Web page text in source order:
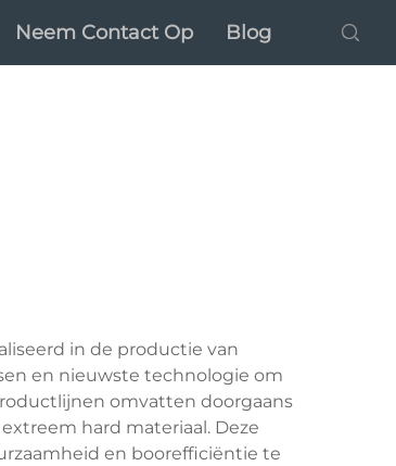
Neem Contact Op Blog
in de productie van
en nieuwste technologie om
omvatten doorgaans
hard materiaal. Deze
en boorefficiëntie te